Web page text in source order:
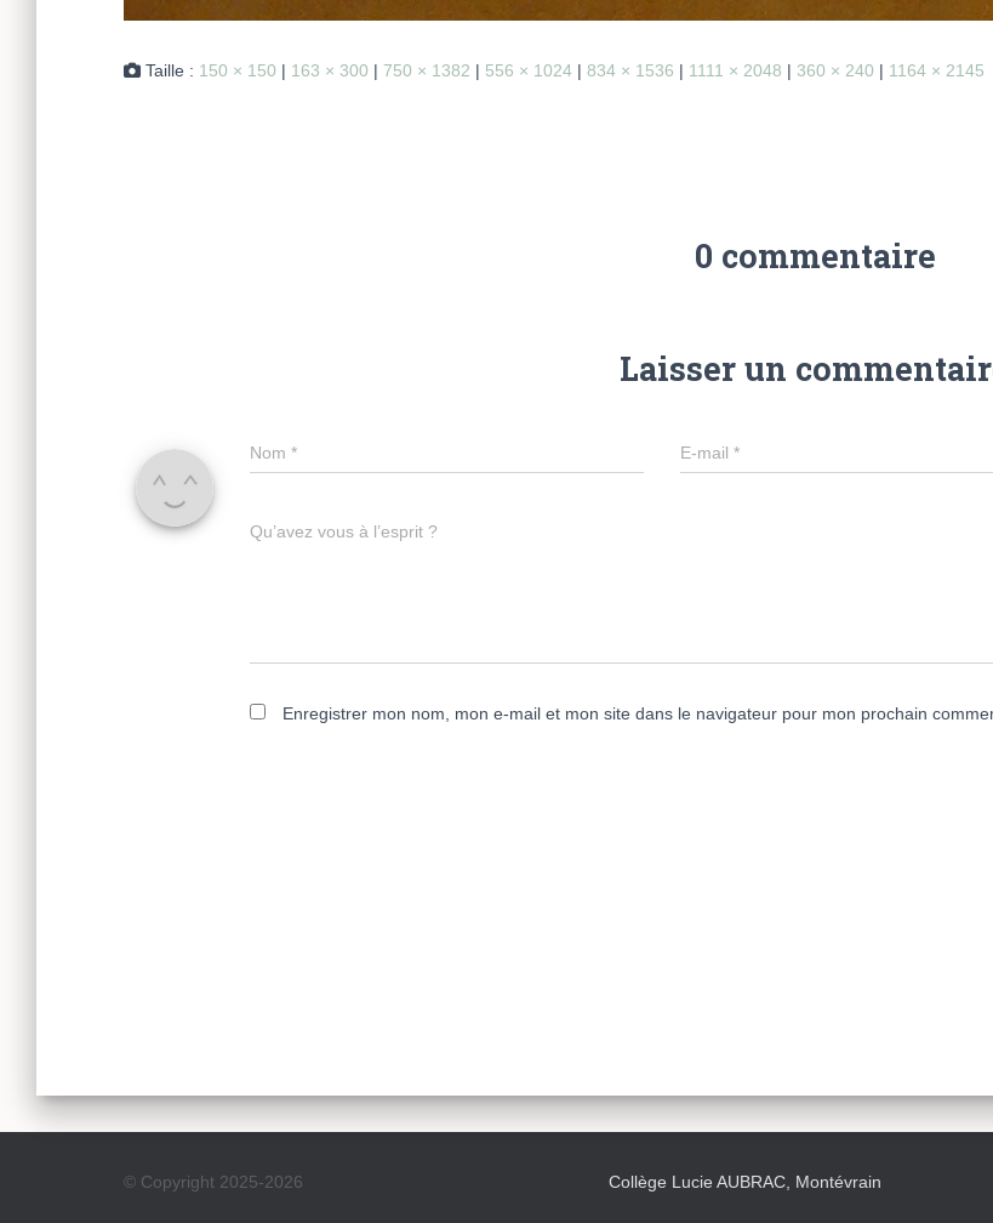
Taille : 150 × 150 | 163 × 300 | 750 × 1382 | 556 × 1024 | 834 × 1536 | 1111 × 2048 | 360 × 240 | 1164 × 2145
0 commentaire
Laisser un
Nom * E-mail*
Qu’avez vous à l’esprit ?
Enregistrer mon nom, mon e-mail et mon site dans le navigateur pour mon prochain
© Copyright 2025-2026 Collège Lucie AUBRAC, Montévrain